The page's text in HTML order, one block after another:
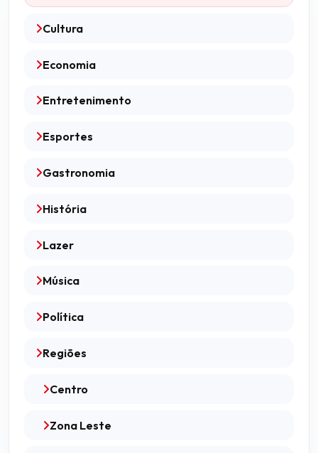
Cultura
Economia
Entretenimento
Esportes
Gastronomia
História
Lazer
Música
Política
Regiões
Centro
Zona Leste